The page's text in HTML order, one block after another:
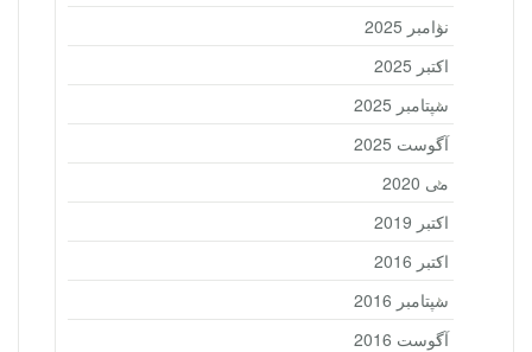
نوامبر 2025
اکتبر 2025
سپتامبر 2025
آگوست 2025
می 2020
اکتبر 2019
اکتبر 2016
سپتامبر 2016
آگوست 2016